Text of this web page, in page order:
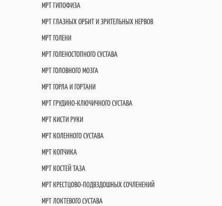
МРТ ГИПОФИЗА
МРТ ГЛАЗНЫХ ОРБИТ И ЗРИТЕЛЬНЫХ НЕРВОВ
МРТ ГОЛЕНИ
МРТ ГОЛЕНОСТОПНОГО СУСТАВА
МРТ ГОЛОВНОГО МОЗГА
МРТ ГОРЛА И ГОРТАНИ
МРТ ГРУДИНО-КЛЮЧИЧНОГО СУСТАВА
МРТ КИСТИ РУКИ
МРТ КОЛЕННОГО СУСТАВА
МРТ КОПЧИКА
МРТ КОСТЕЙ ТАЗА
МРТ КРЕСТЦОВО-ПОДВЗДОШНЫХ СОЧЛЕНЕНИЙ
МРТ ЛОКТЕВОГО СУСТАВА